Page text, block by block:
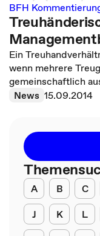
BFH
Ein
wenn mehrere
gemeinschaftlich
News 15.09.2014
A B C
J
K L